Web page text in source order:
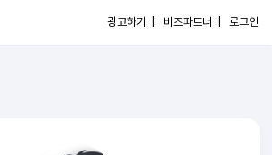
광고하기 | 비즈파트너 | 로그인